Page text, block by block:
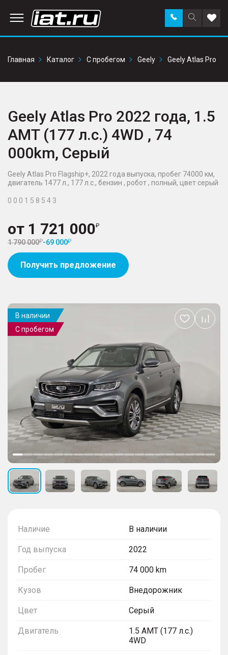
Поиск
по
Заказать
звонок в
Главная
Каталог С пробегом Geely Geely Atlas Pro
Geely Atlas Pro 2022 года, 1.5
AMT (177 л.с.) 4WD , 74
000km, Серый
Geely Atlas Pro Flagship+, 2022 года выпуска, пробег 74000 км,
двигатель 1477 л., 177 л.с., бензин , робот , полный, цвет серый
0 0 0 1 5 8 5 4 3
от 1 721 000
1 790 000 -69 000
Получить предложение
Наличие В наличии
Год выпуска 2022
Пробег 74 000 km
Кузов Внедорожник
Цвет Серый
Двигатель
1.5 AMT (177 л.с.)
4WD
В наличии
С пробегом
Добавить
в